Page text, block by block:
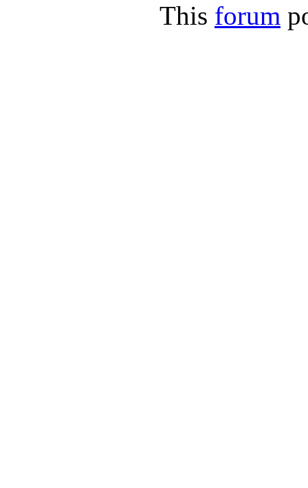
This forum